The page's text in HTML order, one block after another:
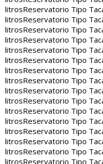
litrosReservatorio Tipo
litrosReservatorio Tipo
litrosReservatorio Tipo
litrosReservatorio Tipo
litrosReservatorio Tipo
litrosReservatorio Tipo
litrosReservatorio Tipo
litrosReservatorio Tipo
litrosReservatorio Tipo
litrosReservatorio Tipo
litrosReservatorio Tipo
litrosReservatorio Tipo
litrosReservatorio Tipo
litrosReservatorio Tipo
litrosReservatorio Tipo
litrosReservatorio Tipo